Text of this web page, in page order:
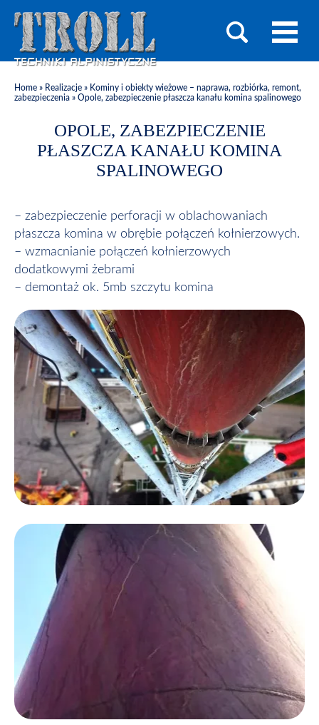
Home » Realizacje » Kominy i obiekty wieżowe – naprawa, rozbiórka, remont,
zabezpieczenia » Opole, zabezpieczenie płaszcza kanału komina spalinowego
OPOLE, ZABEZPIECZENIE
PŁASZCZA KANAŁU KOMINA
SPALINOWEGO
– zabezpieczenie perforacji w oblachowaniach
płaszcza komina w obrębie połączeń kołnierzowych.
– wzmacnianie połączeń kołnierzowych
dodatkowymi żebrami
– demontaż ok. 5mb szczytu komina